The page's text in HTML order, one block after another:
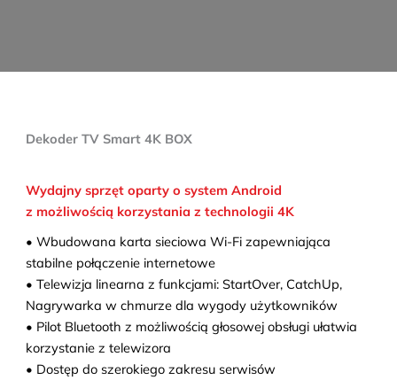
Dekoder TV Smart 4K BOX
Wydajny sprzęt oparty o system Android
z możliwością korzystania z technologii 4K
• Wbudowana karta sieciowa Wi-Fi zapewniająca
stabilne połączenie internetowe
• Telewizja linearna z funkcjami: StartOver, CatchUp,
Nagrywarka w chmurze dla wygody użytkowników
• Pilot Bluetooth z możliwością głosowej obsługi ułatwia
korzystanie z telewizora
• Dostęp do szerokiego zakresu serwisów